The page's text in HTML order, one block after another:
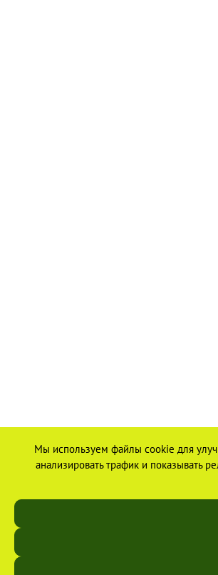
Мы используем файлы cookie для
анализировать трафик и показывать